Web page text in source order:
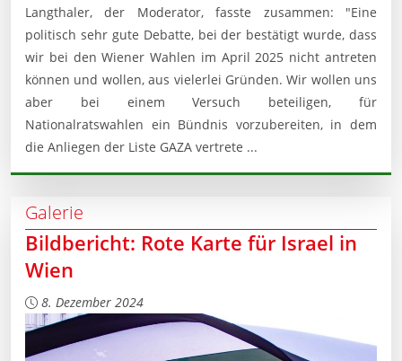
Langthaler, der Moderator, fasste zusammen: "Eine
politisch sehr gute Debatte, bei der bestätigt wurde, dass
wir bei den Wiener Wahlen im April 2025 nicht antreten
können und wollen, aus vielerlei Gründen. Wir wollen uns
aber bei einem Versuch beteiligen, für
Nationalratswahlen ein Bündnis vorzubereiten, in dem
die Anliegen der Liste GAZA vertrete ...
Galerie
Bildbericht: Rote Karte für Israel in
Wien
8. Dezember 2024